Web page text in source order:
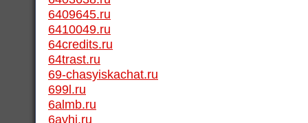
6409645.ru
6410049.ru
64credits.ru
64trast.ru
69-chasyiskachat.ru
699l.ru
6almb.ru
6avhj.ru